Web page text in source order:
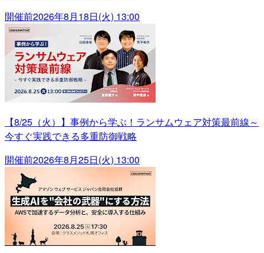
開催前2026年8月18日(火) 13:00
【8/25（火）】事例から学ぶ！ランサムウェア対策最前線～
今すぐ実践できる多重防御戦略
開催前2026年8月25日(火) 13:00